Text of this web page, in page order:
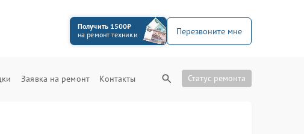
Получить 1500₽
на ремонт техники
Перезвоните мне
Заявка на ремонт Контакты Статус ремонта